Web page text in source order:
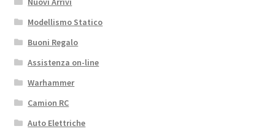
Modellismo Statico
Buoni Regalo
Assistenza on-line
Warhammer
Camion RC
Auto Elettriche